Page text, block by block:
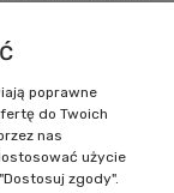
poprawne
do Twoich
nas
użycie
zgody".